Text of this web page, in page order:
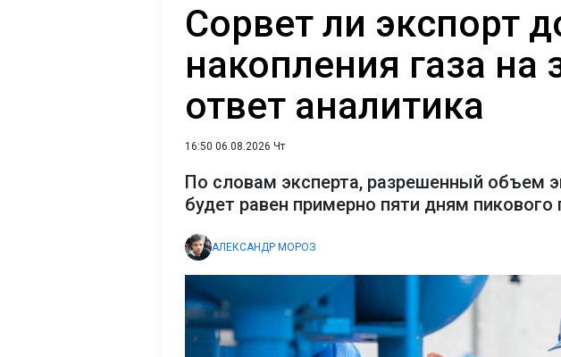
Сорвет ли экспорт
накопления газа на
ответ аналитика
16:50 06.08.2026 Чт
По словам эксперта, разрешенный объем
будет равен примерно пяти дням пикового
АЛЕКСАНДР МОРОЗ